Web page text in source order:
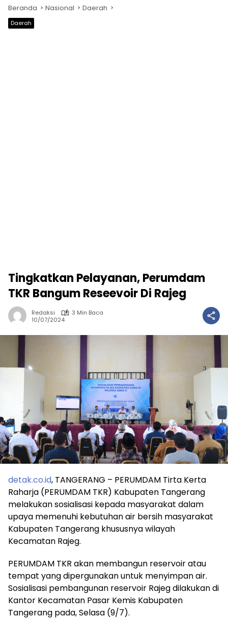
Beranda Nasional Daerah
Daerah
Tingkatkan Pelayanan, Perumdam
TKR Bangum Reseevoir Di Rajeg
Redaksi
3 Min Baca
10/07/2024
detak.co.id, TANGERANG – PERUMDAM Tirta Kerta
Raharja (PERUMDAM TKR) Kabupaten Tangerang
melakukan sosialisasi kepada masyarakat dalam
upaya memenuhi kebutuhan air bersih masyarakat
Kabupaten Tangerang khususnya wilayah
Kecamatan Rajeg.
PERUMDAM TKR akan membangun reservoir atau
tempat yang dipergunakan untuk menyimpan air.
Sosialisasi pembangunan reservoir Rajeg dilakukan di
Kantor Kecamatan Pasar Kemis Kabupaten
Tangerang pada, Selasa (9/7).